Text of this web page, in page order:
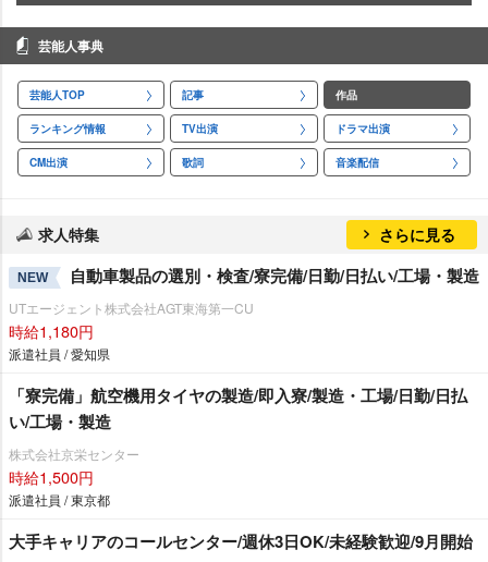
芸能人事典
芸能人TOP 記事 作品
ランキング情報 TV出演 ドラマ出演
CM出演 歌詞 音楽配信
求人特集 さらに見る
NEW 自動車製品の選別・検査/寮完備/日勤/日払い/工場・製造
UTエージェント株式会社AGT東海第一CU
時給1,180円
派遣社員 / 愛知県
「寮完備」航空機用タイヤの製造/即入寮/製造・工場/日勤/日払
い/工場・製造
株式会社京栄センター
時給1,500円
派遣社員 / 東京都
大手キャリアのコールセンター/週休3日OK/未経験歓迎/9月開始